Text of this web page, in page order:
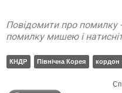
Повідомити про помилку
помилку мишею і
КНДР Північна Корея кордон